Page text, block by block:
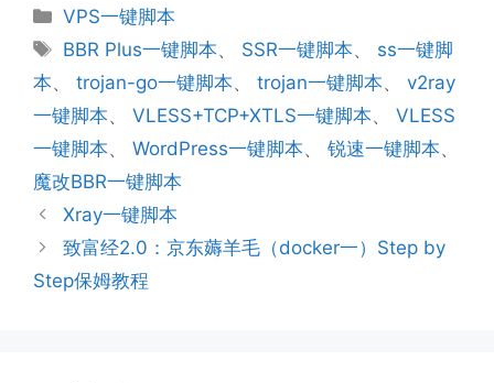
分
类
VPS一键脚本
标
签
BBR Plus一键脚本、 SSR一键脚本、 ss一键脚
本、 trojan-go一键脚本、 trojan一键脚本、 v2ray
一键脚本、 VLESS+TCP+XTLS一键脚本、 VLESS
一键脚本、 WordPress一键脚本、 锐速一键脚本、
魔改BBR一键脚本
Xray一键脚本
致富经2.0：京东薅羊毛（docker一）Step by
Step保姆教程